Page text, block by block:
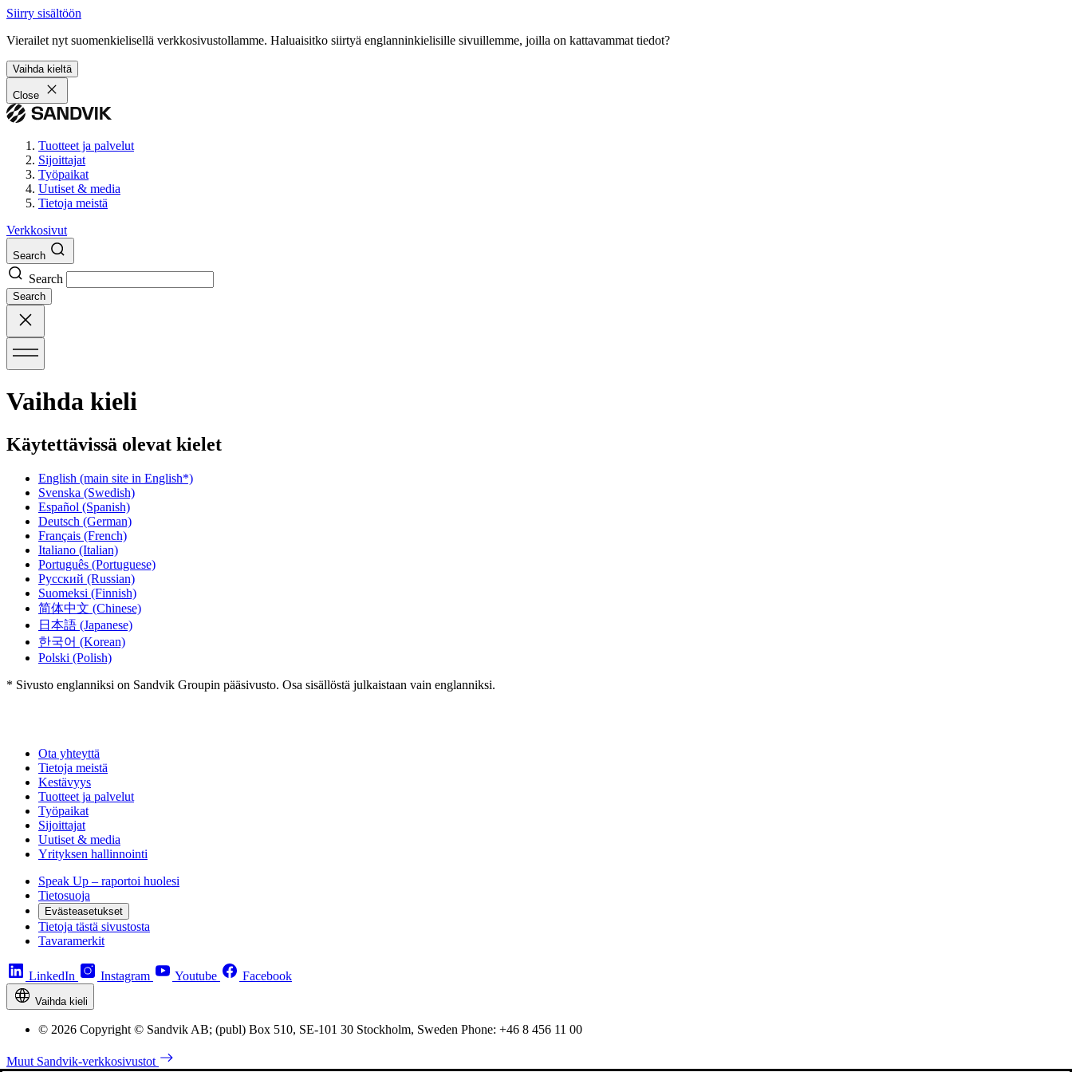
Siirry sisältöön
Vierailet nyt suomenkielisellä verkkosivustollamme. Haluaisitko siirtyä englanninkielisille sivuillemme, joilla on kattavammat tiedot?
Vaihda kieltä
Close
Tuotteet ja palvelut
Sijoittajat
Työpaikat
Uutiset & media
Tietoja meistä
Verkkosivut
Search
Search
Search
Vaihda kieli
Käytettävissä olevat kielet
English (main site in English*)
Svenska (Swedish)
Español (Spanish)
Deutsch (German)
Français (French)
Italiano (Italian)
Português (Portuguese)
Русский (Russian)
Suomeksi (Finnish)
简体中文 (Chinese)
日本語 (Japanese)
한국어 (Korean)
Polski (Polish)
* Sivusto englanniksi on Sandvik Groupin pääsivusto. Osa sisällöstä julkaistaan vain englanniksi.
Ota yhteyttä
Tietoja meistä
Kestävyys
Tuotteet ja palvelut
Työpaikat
Sijoittajat
Uutiset & media
Yrityksen hallinnointi
Speak Up – raportoi huolesi
Tietosuoja
Evästeasetukset
Tietoja tästä sivustosta
Tavaramerkit
LinkedIn Instagram Youtube Facebook
Vaihda kieli
© 2026 Copyright © Sandvik AB; (publ) Box 510, SE-101 30 Stockholm, Sweden Phone: +46 8 456 11 00
Muut Sandvik-verkkosivustot